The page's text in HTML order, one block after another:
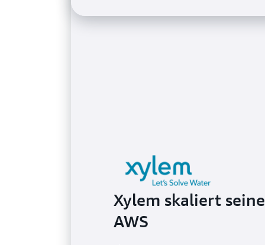
Xylem skaliert
AWS
Behavox
Mehrkonten-